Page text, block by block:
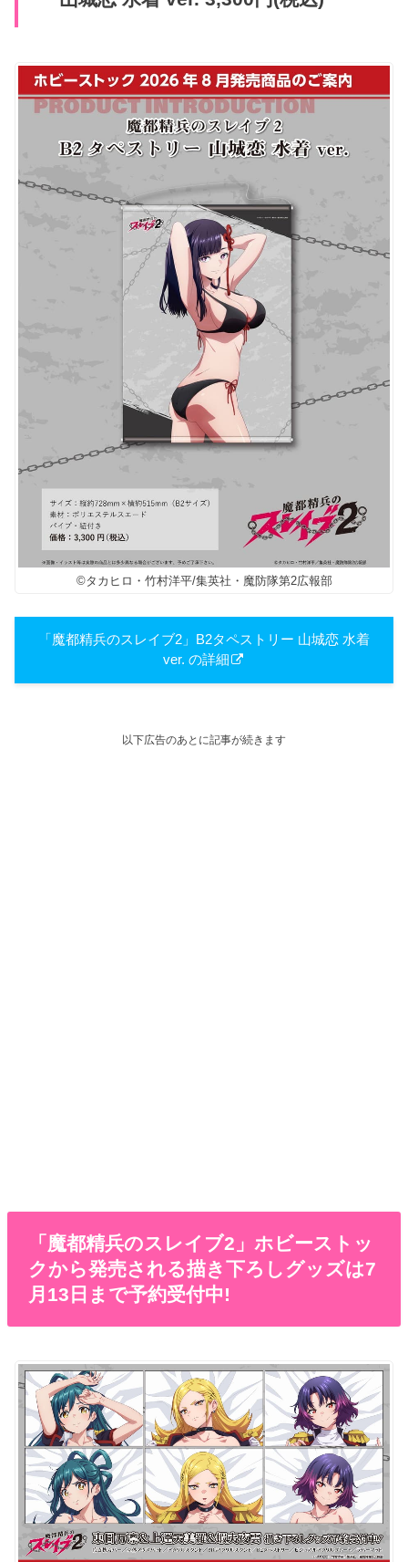
©タカヒロ・竹村洋平/集英社・魔防隊第2広報部
「魔都精兵のスレイブ2」B2タペストリー 山城恋 水着
ver. の詳細
以下広告のあとに記事が続きます
「魔都精兵のスレイブ2」ホビーストッ
クから発売される描き下ろしグッズは7
月13日まで予約受付中!